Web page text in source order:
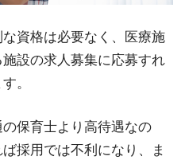
資格は必要なく、医療施
設の求人募集に応募すれ
。
保育士より高待遇なの
採用では不利になり、ま